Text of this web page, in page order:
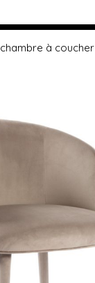
chambre à coucher